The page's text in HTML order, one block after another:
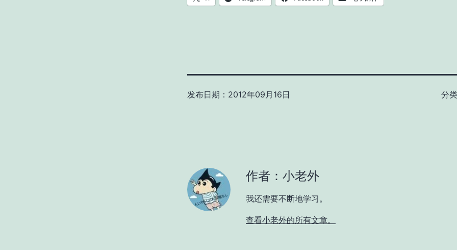
发布日期： 2012年09月16日 分
作者：小老外
我还需要不断地学习。
查看小老外的所有文章。